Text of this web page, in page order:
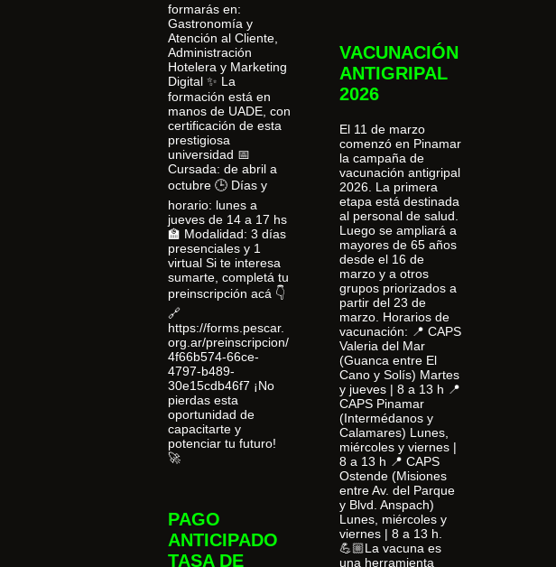
formarás en:
Gastronomía y
Atención al Cliente,
Administración
Hotelera y Marketing
Digital ✨ La
formación está en
manos de UADE, con
certificación de esta
prestigiosa
universidad 📅
Cursada: de abril a
octubre 🕒 Días y
horario: lunes a
jueves de 14 a 17 hs
🏫 Modalidad: 3 días
presenciales y 1
virtual Si te interesa
sumarte, completá tu
preinscripción acá 👇
🔗
https://forms.pescar.
org.ar/preinscripcion/
4f66b574-66ce-
4797-b489-
30e15cdb46f7 ¡No
pierdas esta
oportunidad de
capacitarte y
potenciar tu futuro!
🚀
PAGO
ANTICIPADO
TASA DE
VACUNACIÓN
ANTIGRIPAL
2026
El 11 de marzo
comenzó en Pinamar
la campaña de
vacunación antigripal
2026. La primera
etapa está destinada
al personal de salud.
Luego se ampliará a
mayores de 65 años
desde el 16 de
marzo y a otros
grupos priorizados a
partir del 23 de
marzo. Horarios de
vacunación: 📍 CAPS
Valeria del Mar
(Guanca entre El
Cano y Solís) Martes
y jueves | 8 a 13 h 📍
CAPS Pinamar
(Intermédanos y
Calamares) Lunes,
miércoles y viernes |
8 a 13 h 📍 CAPS
Ostende (Misiones
entre Av. del Parque
y Blvd. Anspach)
Lunes, miércoles y
viernes | 8 a 13 h.
💪🏼La vacuna es
una herramienta